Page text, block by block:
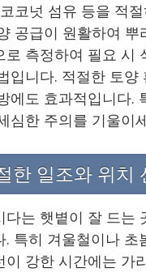
코넛 섬유 등을 적
공급이 원활하여
로 측정하여 필요 시
입니다. 적절한 토
에도 효과적입니다.
심한 주의를 기울이
한 일조와 위치
다는 햇볕이 잘 드는
. 특히 겨울철이나
이 강한 시간에는 가